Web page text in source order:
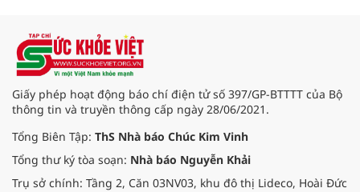
Giấy phép hoạt động báo chí điện tử số 397/GP-BTTTT của Bộ
thông tin và truyền thông cấp ngày 28/06/2021.
Tổng Biên Tập: ThS Nhà báo Chúc Kim Vinh
Tổng thư ký tòa soạn: Nhà báo Nguyễn Khải
Trụ sở chính: Tầng 2, Căn 03NV03, khu đô thị Lideco, Hoài Đức